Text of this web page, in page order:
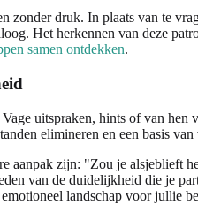
zonder druk. In plaats van te
Het herkennen van deze
samen ontdekken.
uitspraken, hints of van
elimineren en een basis
aanpak zijn: "Zou je
van de duidelijkheid die je
landschap voor jullie